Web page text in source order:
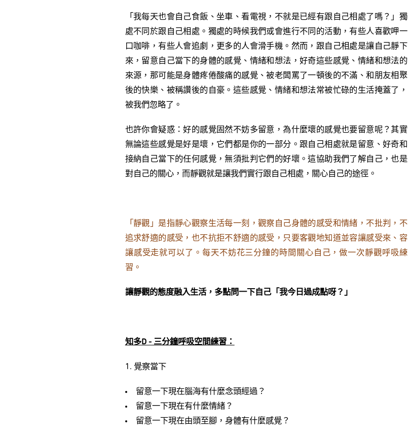
「我每天也會自己食飯、坐車、看電視，不就是已經有跟自己相處了嗎？」獨
處不同於跟自己相處。獨處的時候我們或會進行不同的活動，有些人喜歡呷一
口咖啡，有些人會追劇，更多的人會滑手機。然而，跟自己相處是讓自己靜下
來，留意自己當下的身體的感覺、情緒和想法，好奇這些感覺、情緒和想法的
來源，那可能是身體疼倦酸痛的感覺、被老闆罵了一頓後的不滿、和朋友相聚
後的快樂、被稱讚後的自豪。這些感覺、情緒和想法常被忙碌的生活掩蓋了，
被我們忽略了。
也許你會疑惑：好的感覺固然不妨多留意，為什麼壞的感覺也要留意呢？其實
無論這些感覺是好是壞，它們都是你的一部分。跟自己相處就是留意、好奇和
接納自己當下的任何感覺，無須批判它們的好壞。這協助我們了解自己，也是
對自己的關心，而靜觀就是讓我們實行跟自己相處，關心自己的途徑。
「靜觀」是指靜心觀察生活每一刻，觀察自己身體的感受和情緒，不批判，不
追求舒適的感受，也不抗拒不舒適的感受，只要客觀地知道並容讓感受來、容
讓感受走就可以了。每天不妨花三分鐘的時間關心自己，做一次靜觀呼吸練
習。
讓靜觀的態度融入生活，多點問一下自己「我今日過成點呀？」
知多D - 三分鐘呼吸空間練習：
1. 覺察當下
留意一下現在腦海有什麼念頭經過？
留意一下現在有什麼情緒？
留意一下現在由頭至腳，身體有什麼感覺？